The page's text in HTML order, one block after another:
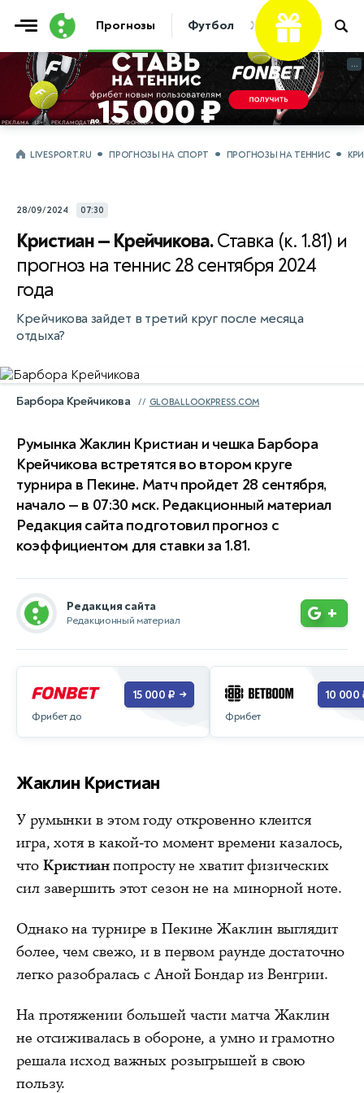
Прогнозы Футбол Хоккей Теннис
Фрибет
...
...
LIVESPORT.RU ПРОГНОЗЫ НА СПОРТ ПРОГНОЗЫ НА ТЕННИС
28/09/2024 07:30
Кристиан — Крейчикова.Ставка (к. 1.81) и
прогноз на теннис 28 сентября 2024
года
Крейчикова зайдет в третий круг после месяца
отдыха?
Барбора Крейчикова GLOBALLOOKPRESS.COM
Румынка Жаклин Кристиан и чешка Барбора
Крейчикова встретятся во втором круге
турнира в Пекине. Матч пройдет 28 сентября,
начало — в 07:30 мск. Редакционный материал
Редакция сайта подготовил прогноз с
коэффициентом для ставки за 1.81.
Редакция сайта
Редакционный материал +
Фрибет до
15 000 ₽ →
Фрибет
10 000
Жаклин Кристиан
У румынки в этом году откровенно клеится
игра, хотя в какой-то момент времени казалось,
что Кристианпопросту не хватит физических
сил завершить этот сезон не на минорной ноте.
Однако на турнире в Пекине Жаклин выглядит
более, чем свежо, и в первом раунде достаточно
легко разобралась с Аной Бондар из Венгрии.
На протяжении большей части матча Жаклин
не отсиживалась в обороне, а умно и грамотно
решала исход важных розыгрышей в свою
пользу.